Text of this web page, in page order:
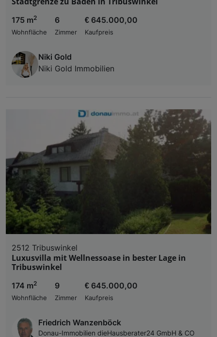
175 m2
Wohnfläche
6
Zimmer
€ 645.000,00
Kaufpreis
Niki Gold
Niki Gold Immobilien
2512 Tribuswinkel
Luxusvilla mit Wellnessoase in bester Lage in
Tribuswinkel
174 m2
Wohnfläche
9
Zimmer
€ 645.000,00
Kaufpreis
Friedrich Wanzenböck
Donau-Immobilien dieHausberater24 GmbH & CO